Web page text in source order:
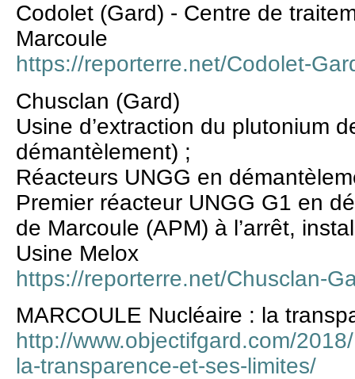
Codolet (Gard) - Centre de
Marcoule
https://reporterre.net/Codolet-
Chusclan (Gard)
Usine d’extraction du plutonium
démantèlement) ;
Réacteurs UNGG en
Premier réacteur UNGG G1 en
de Marcoule (APM) à l’arrêt,
Usine Melox
https://reporterre.net/Chusclan-
MARCOULE Nucléaire : la
http://www.objectifgard.com/
la-transparence-et-ses-limites/